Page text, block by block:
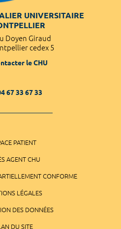
UNIVERSITAIRE
Doyen Giraud
cedex 5
le CHU
67 33 67 33
PATIENT
AGENT CHU
CONFORME
LÉGALES
DES DONNÉES
DU SITE